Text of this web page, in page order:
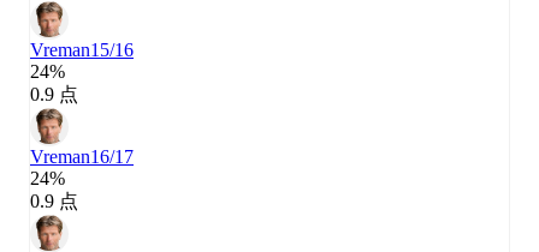
Vreman15/16
24%
0.9 点
Vreman16/17
24%
0.9 点